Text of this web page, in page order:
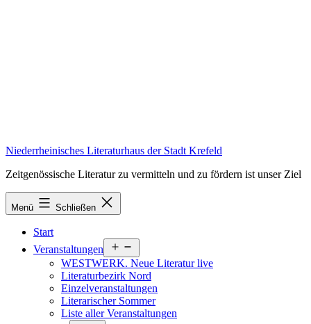
Niederrheinisches Literaturhaus der Stadt Krefeld
Zeitgenössische Literatur zu vermitteln und zu fördern ist unser Ziel
Menü Schließen
Start
Veranstaltungen
öffnen
WESTWERK. Neue Literatur live
Literaturbezirk Nord
Einzelveranstaltungen
Literarischer Sommer
Liste aller Veranstaltungen